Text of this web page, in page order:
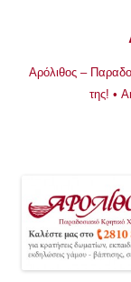
Αρόλιθος –
της! •